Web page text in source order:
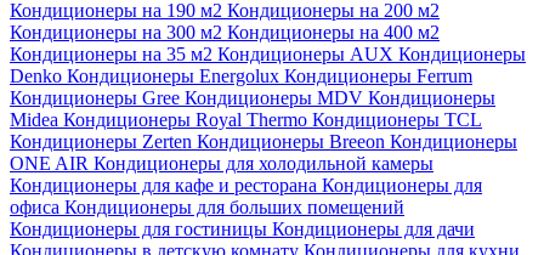
Кондиционеры на 190 м2 Кондиционеры на 200 м2
Кондиционеры на 300 м2 Кондиционеры на 400 м2
Кондиционеры на 35 м2 Кондиционеры AUX Кондиционеры
Denko Кондиционеры Energolux Кондиционеры Ferrum
Кондиционеры Gree Кондиционеры MDV Кондиционеры
Midea Кондиционеры Royal Thermo Кондиционеры TCL
Кондиционеры Zerten Кондиционеры Breeon Кондиционеры
ONE AIR Кондиционеры для холодильной камеры
Кондиционеры для кафе и ресторана Кондиционеры для
офиса Кондиционеры для больших помещений
Кондиционеры для гостиницы Кондиционеры для дачи
Кондиционеры в детскую комнату Кондиционеры для кухни